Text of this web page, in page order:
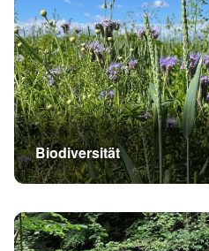
Biodiversität